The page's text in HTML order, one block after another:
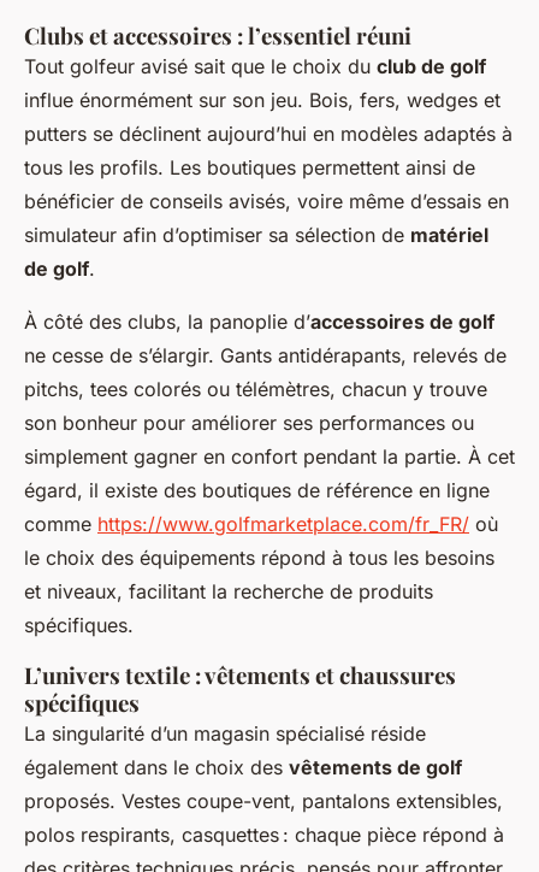
Clubs et accessoires : l’essentiel réuni
Tout golfeur avisé sait que le choix du club de golf
influe énormément sur son jeu. Bois, fers, wedges et
putters se déclinent aujourd’hui en modèles adaptés à
tous les profils. Les boutiques permettent ainsi de
bénéficier de conseils avisés, voire même d’essais en
simulateur afin d’optimiser sa sélection de matériel
de golf.
À côté des clubs, la panoplie d’accessoires de golf
ne cesse de s’élargir. Gants antidérapants, relevés de
pitchs, tees colorés ou télémètres, chacun y trouve
son bonheur pour améliorer ses performances ou
simplement gagner en confort pendant la partie. À cet
égard, il existe des boutiques de référence en ligne
comme https://www.golfmarketplace.com/fr_FR/ où
le choix des équipements répond à tous les besoins
et niveaux, facilitant la recherche de produits
spécifiques.
L’univers textile : vêtements et chaussures
spécifiques
La singularité d’un magasin spécialisé réside
également dans le choix des vêtements de golf
proposés. Vestes coupe-vent, pantalons extensibles,
polos respirants, casquettes : chaque pièce répond à